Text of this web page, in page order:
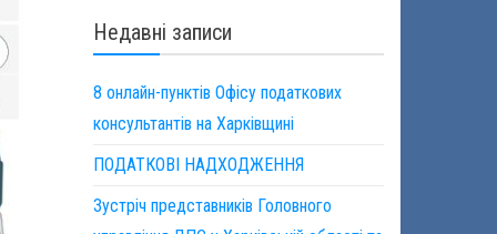
Недавні записи
8 онлайн-пунктів Офісу податкових
консультантів на Харківщині
ПОДАТКОВІ НАДХОДЖЕННЯ
Зустріч представників Головного